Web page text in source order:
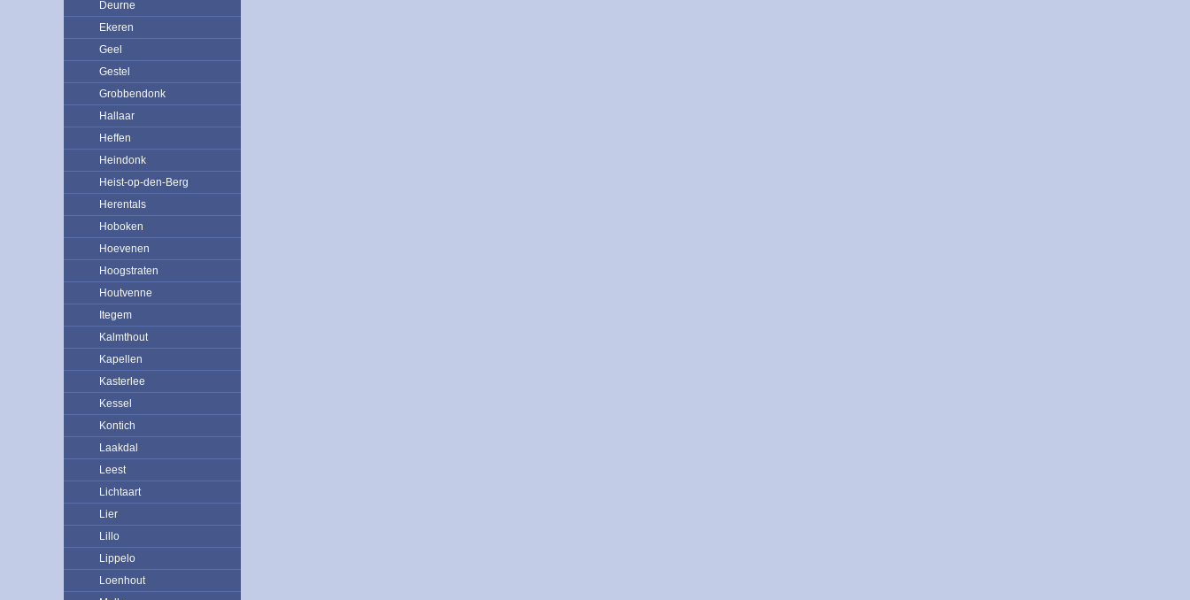
Deurne
Ekeren
Geel
Gestel
Grobbendonk
Hallaar
Heffen
Heindonk
Heist-op-den-Berg
Herentals
Hoboken
Hoevenen
Hoogstraten
Houtvenne
Itegem
Kalmthout
Kapellen
Kasterlee
Kessel
Kontich
Laakdal
Leest
Lichtaart
Lier
Lillo
Lippelo
Loenhout